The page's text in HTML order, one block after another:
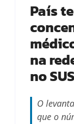
País
na
no SUS
O
que o